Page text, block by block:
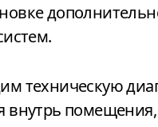
техническую
внутрь